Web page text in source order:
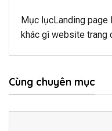
Mục lụcLanding page
khác gì website trang
Cùng chuyên mục